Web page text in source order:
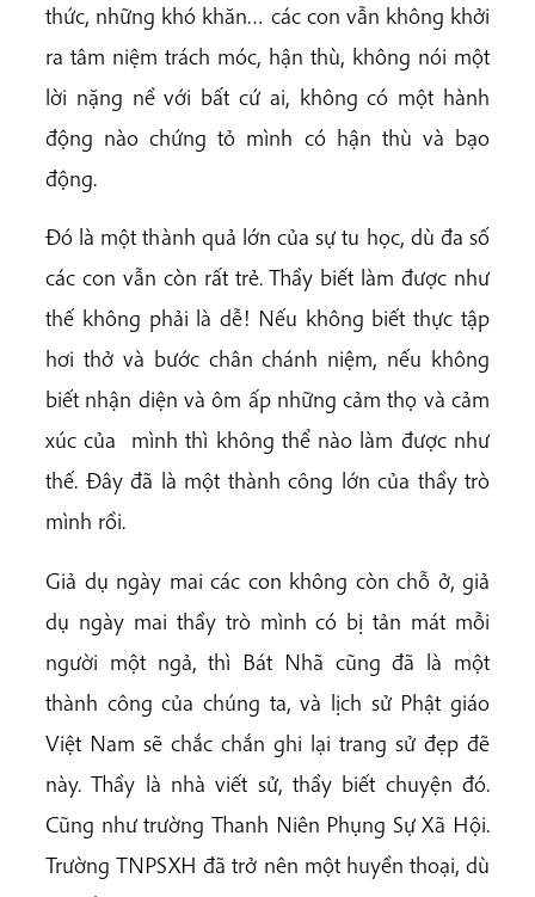
thức, những khó khăn… các con vẫn không khởi
ra tâm niệm trách móc, hận thù, không nói một
lời nặng nề với bất cứ ai, không có một hành
động nào chứng tỏ mình có hận thù và bạo
động.
Đó là một thành quả lớn của sự tu học, dù đa số
các con vẫn còn rất trẻ. Thầy biết làm được như
thế không phải là dễ! Nếu không biết thực tập
hơi thở và bước chân chánh niệm, nếu không
biết nhận diện và ôm ấp những cảm thọ và cảm
xúc của mình thì không thể nào làm được như
thế. Đây đã là một thành công lớn của thầy trò
mình rồi.
Giả dụ ngày mai các con không còn chỗ ở, giả
dụ ngày mai thầy trò mình có bị tản mát mỗi
người một ngả, thì Bát Nhã cũng đã là một
thành công của chúng ta, và lịch sử Phật giáo
Việt Nam sẽ chắc chắn ghi lại trang sử đẹp đẽ
này. Thầy là nhà viết sử, thầy biết chuyện đó.
Cũng như trường Thanh Niên Phụng Sự Xã Hội.
Trường TNPSXH đã trở nên một huyền thoại, dù